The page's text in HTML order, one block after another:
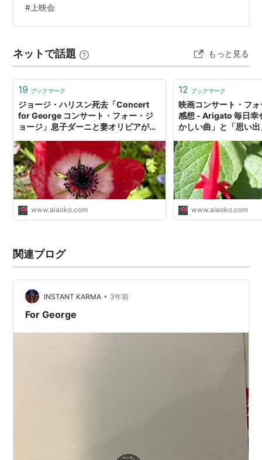
個人的に最も重要なジョージのことを忘れさせるクイー
ンもすごいですね 『コンサート・フォー・ジョージ』ジ
#上映会
ネットで話題 もっと見る
19 ブックマーク
ジョージ・ハリスン死去「Concert
for George コンサート・フォー・ジ
ョージ」息子ダーニと妻オリビアがエ
ライブを行った - Arigato 毎日幸せを
感じる「懐かしい曲」と「思い出」と
「終活」
www.aiaoko.com
12 ブックマーク
映画コンサート・フ
感想 - Arigato 毎日幸
かしい曲」と「思い
www.aiaoko.com
関連ブログ
INSTANT KARMA • 3年前
For George